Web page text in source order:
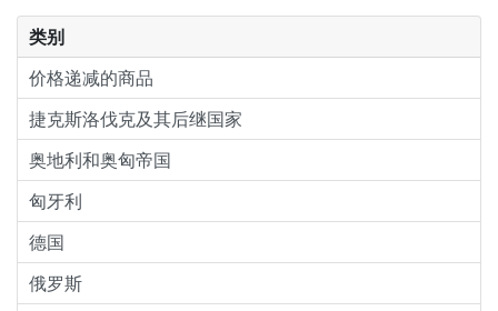
类别
价格递减的商品
捷克斯洛伐克及其后继国家
奥地利和奥匈帝国
匈牙利
德国
俄罗斯